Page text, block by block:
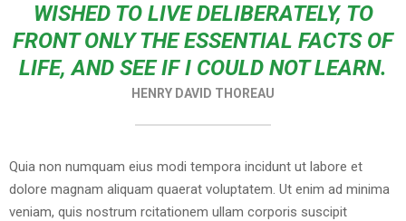
WISHED TO LIVE DELIBERATELY, TO
FRONT ONLY THE ESSENTIAL FACTS OF
LIFE, AND SEE IF I COULD NOT LEARN.
HENRY DAVID THOREAU
Quia non numquam eius modi tempora incidunt ut labore et
dolore magnam aliquam quaerat voluptatem. Ut enim ad minima
veniam, quis nostrum rcitationem ullam corporis suscipit